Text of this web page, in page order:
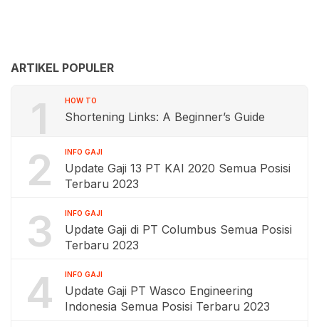
ARTIKEL POPULER
1 HOW TO
Shortening Links: A Beginner’s Guide
2 INFO GAJI
Update Gaji 13 PT KAI 2020 Semua Posisi
Terbaru 2023
3 INFO GAJI
Update Gaji di PT Columbus Semua Posisi
Terbaru 2023
4 INFO GAJI
Update Gaji PT Wasco Engineering
Indonesia Semua Posisi Terbaru 2023